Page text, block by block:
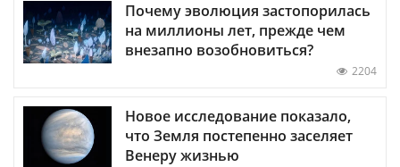
Почему эволюция застопорилась
на миллионы лет, прежде чем
внезапно возобновиться?
2204
Новое исследование показало,
что Земля постепенно заселяет
Венеру жизнью